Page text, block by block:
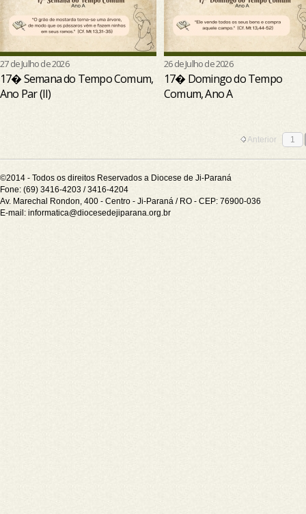
27 de Julho de 2026
17� Semana do Tempo Comum,
Ano Par (II)
26 de Julho de 2026
17� Domingo do Tempo
Comum, Ano A
Anterior 1
©2014 - Todos os direitos Reservados a Diocese de Ji-Paraná
Fone: (69) 3416-4203 / 3416-4204
Av. Marechal Rondon, 400 - Centro - Ji-Paraná / RO - CEP: 76900-036
E-mail: informatica@diocesedejiparana.org.br